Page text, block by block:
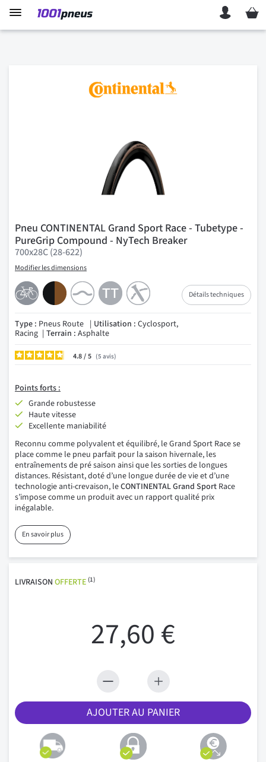
Mon
Pneu CONTINENTAL Grand Sport Race - Tubetype -
PureGrip Compound - NyTech Breaker
700x28C (28-622)
Modifier les dimensions
Détails techniques
Type : Pneus Route Utilisation : Cyclosport,
Racing
Terrain : Asphalte
4.8/ 5 avis
Points forts :
Grande robustesse
Haute vitesse
Excellente maniabilité
Reconnu comme polyvalent et équilibré, le Grand Sport Race se
place comme le pneu parfait pour la saison hivernale, les
entraînements de pré saison ainsi que les sorties de longues
distances. Résistant, doté d’une longue durée de vie et d’une
technologie anti-crevaison, leCONTINENTAL Grand Sport Race
s’impose comme un produit avec un rapport qualité prix
inégalable.
En savoir plus
LIVRAISON OFFERTE (1)
27,60 €
AJOUTER AU PANIER